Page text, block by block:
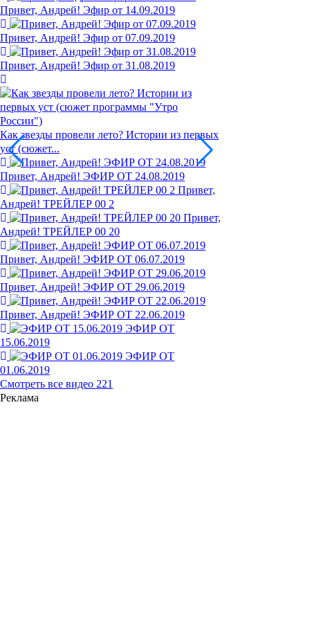
Привет, Андрей! Эфир от 14.09.2019
Привет, Андрей! Эфир от 07.09.2019
Привет, Андрей! Эфир от 31.08.2019
Как звезды провели лето? Истории из первых
уст (сюжет...
Привет, Андрей! ЭФИР ОТ 24.08.2019
Привет,
Андрей! ТРЕЙЛЕР 00 2
Привет,
Андрей! ТРЕЙЛЕР 00 20
Привет, Андрей! ЭФИР ОТ 06.07.2019
Привет, Андрей! ЭФИР ОТ 29.06.2019
Привет, Андрей! ЭФИР ОТ 22.06.2019
ЭФИР ОТ
15.06.2019
ЭФИР ОТ
01.06.2019
Смотреть все видео 221
Реклама